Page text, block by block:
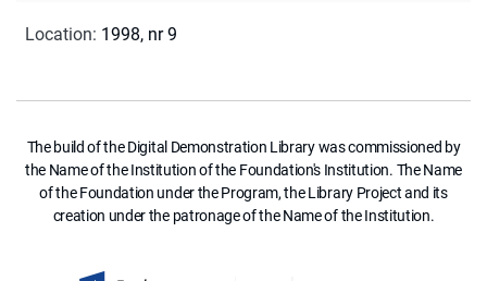
Location: 1998, nr 9
The build of the Digital Demonstration Library was commissioned by
the Name of the Institution of the Foundation's Institution. The Name
of the Foundation under the Program, the Library Project and its
creation under the patronage of the Name of the Institution.